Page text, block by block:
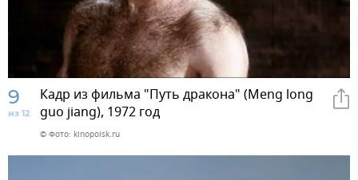
9
из 12
Кадр из фильма "Путь дракона" (Meng long
guo jiang), 1972 год
© Фото: kinopoisk.ru